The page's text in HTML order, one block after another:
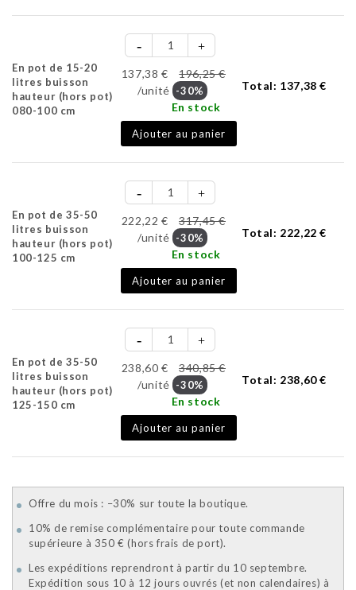
En pot de 15-20
litres buisson
hauteur (hors pot)
080-100 cm
137,38 €
196,25 €
/unité -30%
En stock
Ajouter au panier
Total: 137,38 €
En pot de 35-50
litres buisson
hauteur (hors pot)
100-125 cm
222,22 €
317,45 €
/unité -30%
En stock
Ajouter au panier
Total: 222,22 €
En pot de 35-50
litres buisson
hauteur (hors pot)
125-150 cm
238,60 €
340,85 €
/unité -30%
En stock
Ajouter au panier
Total: 238,60 €
Offre du mois : –30% sur toute la boutique.
10% de remise complémentaire pour toute commande
supérieure à 350 € (hors frais de port).
Les expéditions reprendront à partir du 10 septembre.
Expédition sous 10 à 12 jours ouvrés (et non calendaires) à